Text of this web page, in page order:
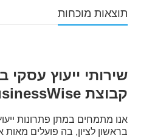
תוצאות מוכחות
שירותי ייעוץ עסקי
קבוצת BusinessWise
אנו מתמחים במתן פתרונות
בראשון לציון, בה פועלים מאות